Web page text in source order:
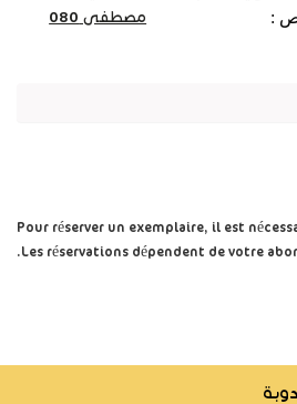
:
مصطفى 080
Pour réserver un exemplaire, il est
Les réservations dépendent de votre